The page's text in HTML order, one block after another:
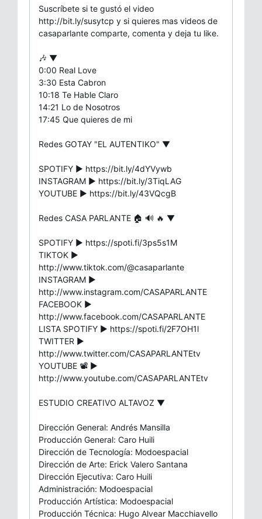
Suscríbete si te gustó el video
http://bit.ly/susytcp y si quieres mas videos de
casaparlante comparte, comenta y deja tu like.
🎶 ▼
0:00 Real Love
3:30 Esta Cabron
10:18 Te Hable Claro
14:21 Lo de Nosotros
17:45 Que quieres de mi
Redes GOTAY "EL AUTENTIKO" ▼
SPOTIFY ▶ https://bit.ly/4dYVywb
INSTAGRAM ▶ https://bit.ly/3TiqLAG
YOUTUBE ▶ https://bit.ly/43VQcgB
Redes CASA PARLANTE 🏠 🔊 🔥 ▼
SPOTIFY ▶ https://spoti.fi/3ps5s1M
TIKTOK ▶
http://www.tiktok.com/@casaparlante
INSTAGRAM ▶
http://www.instagram.com/CASAPARLANTE
FACEBOOK ▶
http://www.facebook.com/CASAPARLANTE
LISTA SPOTIFY ▶ https://spoti.fi/2F7OH1l
TWITTER ▶
http://www.twitter.com/CASAPARLANTEtv
YOUTUBE 📽️ ▶
http://www.youtube.com/CASAPARLANTEtv
ESTUDIO CREATIVO ALTAVOZ ▼
Dirección General: Andrés Mansilla
Producción General: Caro Huili
Dirección de Tecnología: Modoespacial
Dirección de Arte: Erick Valero Santana
Dirección Ejecutiva: Caro Huili
Administración: Modoespacial
Producción Artística: Modoespacial
Producción Técnica: Hugo Alvear Macchiavello